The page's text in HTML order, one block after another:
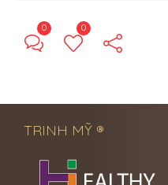
0 0
TRINH MỸ ®